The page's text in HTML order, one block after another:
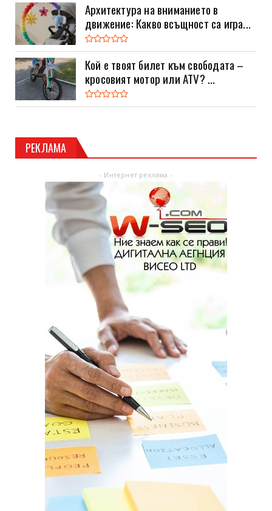
Архитектура на вниманието в
движение: Какво всъщност са игра...
Кой е твоят билет към свободата –
кросовият мотор или ATV? ...
РЕКЛАМА
- Интернет реклама -